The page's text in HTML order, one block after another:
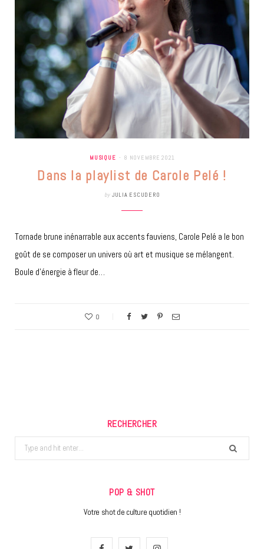
MUSIQUE 8 NOVEMBRE 2021
Dans la playlist de Carole Pelé !
by JULIA ESCUDERO
Tornade brune inénarrable aux accents fauviens, Carole Pelé a le bon
goût de se composer un univers où art et musique se mélangent.
Boule d’énergie à fleur de…
0
RECHERCHER
Search
for:
POP & SHOT
Votre shot de culture quotidien !